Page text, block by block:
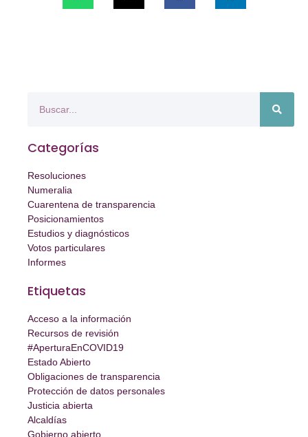
Categorías
Resoluciones
Numeralia
Cuarentena de transparencia
Posicionamientos
Estudios y diagnósticos
Votos particulares
Informes
Etiquetas
Acceso a la información
Recursos de revisión
#AperturaEnCOVID19
Estado Abierto
Obligaciones de transparencia
Protección de datos personales
Justicia abierta
Alcaldías
Gobierno abierto